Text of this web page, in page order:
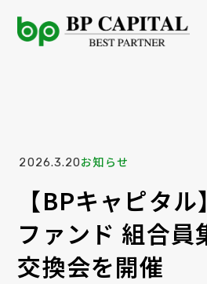
2026.3.20お知らせ
【BPキャピタ
ファンド 組合員
交換会を開催